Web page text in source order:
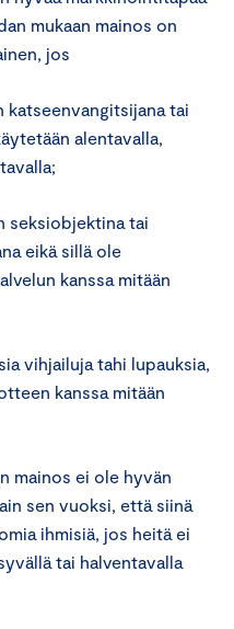
mukaan mainos on
jos
tai
alentavalla,
seksiobjektina tai
eikä sillä ole
kanssa mitään
vihjailuja tahi lupauksia,
kanssa mitään
mainos ei ole hyvän
sen vuoksi, että siinä
ihmisiä, jos heitä ei
tai halventavalla